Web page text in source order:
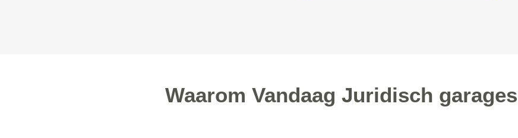
Waarom Vandaag Juridisch